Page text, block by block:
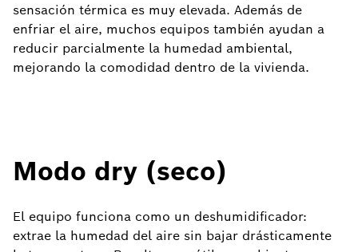
sensación térmica es muy elevada. Además de
enfriar el aire, muchos equipos también ayudan a
reducir parcialmente la humedad ambiental,
mejorando la comodidad dentro de la vivienda.
Modo dry (seco)
El equipo funciona como un deshumidificador:
extrae la humedad del aire sin bajar drásticamente